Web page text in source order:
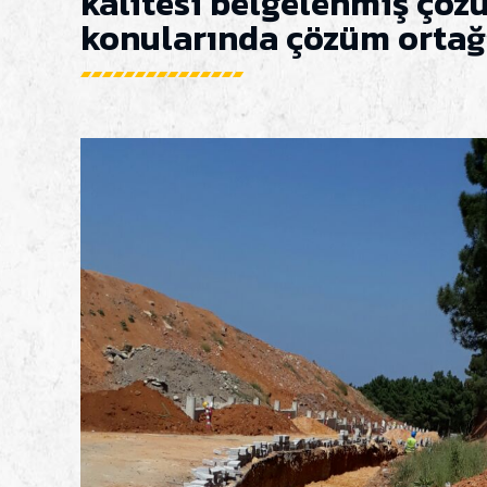
konularında çözüm